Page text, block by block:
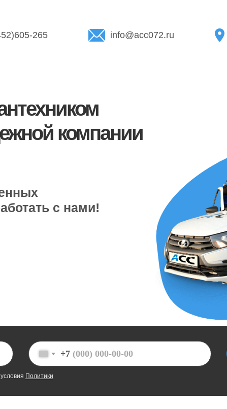
info@acc072.ru
265
компании
Политики
с нами!
+7